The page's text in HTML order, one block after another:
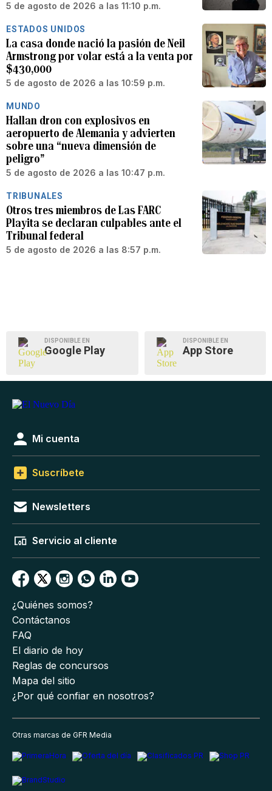
5 de agosto de 2026 a las 11:10 p.m.
ESTADOS UNIDOS
La casa donde nació la pasión de Neil
Armstrong por volar está a la venta por
$430,000
5 de agosto de 2026 a las 10:59 p.m.
MUNDO
Hallan dron con explosivos en
aeropuerto de Alemania y advierten
sobre una “nueva dimensión de
peligro”
5 de agosto de 2026 a las 10:47 p.m.
TRIBUNALES
Otros tres miembros de Las FARC
Playita se declaran culpables ante el
Tribunal federal
5 de agosto de 2026 a las 8:57 p.m.
DISPONIBLE EN
Google Play
DISPONIBLE EN
App Store
Mi cuenta
Suscríbete
Newsletters
Servicio al cliente
¿Quiénes somos?
Contáctanos
FAQ
El diario de hoy
Reglas de concursos
Mapa del sitio
¿Por qué confiar en nosotros?
Otras marcas de GFR Media